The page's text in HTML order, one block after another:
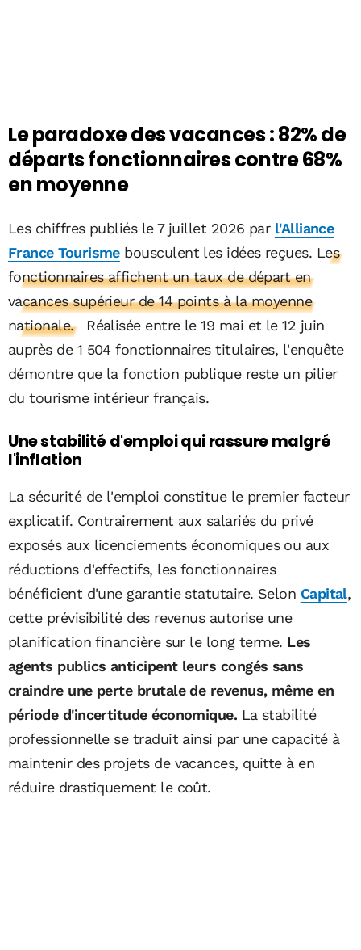
Le paradoxe des vacances : 82% de
départs fonctionnaires contre 68%
en moyenne
Les chiffres publiés le 7 juillet 2026 par l'Alliance
France Tourismebousculent les idées reçues. Les
fonctionnaires affichent un taux de départ en
vacances supérieur de 14 points à la moyenne
nationale.
Réalisée entre le 19 mai et le 12 juin
auprès de 1 504 fonctionnaires titulaires, l'enquête
démontre que la fonction publique reste un pilier
du tourisme intérieur français.
Une stabilité d'emploi qui rassure malgré
l'inflation
La sécurité de l'emploi constitue le premier facteur
explicatif. Contrairement aux salariés du privé
exposés aux licenciements économiques ou aux
réductions d'effectifs, les fonctionnaires
bénéficient d'une garantie statutaire. Selon Capital,
cette prévisibilité des revenus autorise une
planification financière sur le long terme. Les
agents publics anticipent leurs congés sans
craindre une perte brutale de revenus, même en
période d'incertitude économique. La stabilité
professionnelle se traduit ainsi par une capacité à
maintenir des projets de vacances, quitte à en
réduire drastiquement le coût.